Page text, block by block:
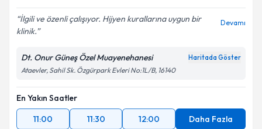
İlgili ve özenli çalışıyor. Hijyen kurallarına uygun bir
klinik.
Devamı
Dt. Onur Güneş Özel Muayenehanesi Haritada Göster
Ataevler, Sahil Sk. Özgürpark Evleri No:1L/B, 16140
En Yakın Saatler
11:00
11:30 12:00 Daha Fazla